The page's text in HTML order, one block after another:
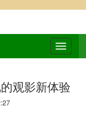
观影新体验